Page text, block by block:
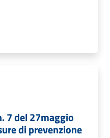
7 del 27maggio
di prevenzione